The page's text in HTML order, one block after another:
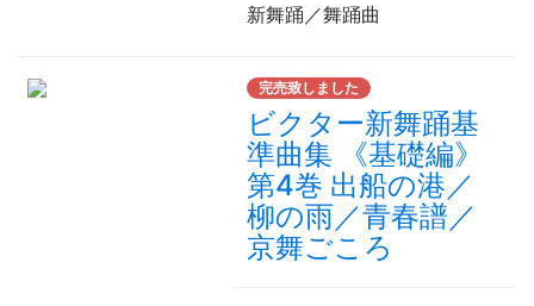
新舞踊／舞踊曲
完売致しました
ビクター新舞踊基
準曲集 《基礎編》
第4巻 出船の港／
柳の雨／青春譜／
京舞ごころ